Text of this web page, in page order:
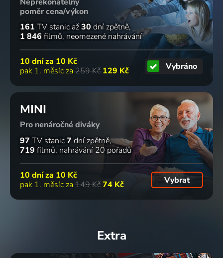
poměr cena/výkon
161 TV stanic až30 dní zpětně
1 846 filmů neomezené nahrávání
10 dní za 10 Kč
pak 1. měsíc za 259 Kč 129 Kč Vybráno
MINI
Pro nenáročné diváky
97 TV stanic7 dní zpětně
719 filmů nahrávání 20 pořadů
10 dní za 10 Kč
pak 1. měsíc za 149 Kč74 Kč Vybrat
Extra